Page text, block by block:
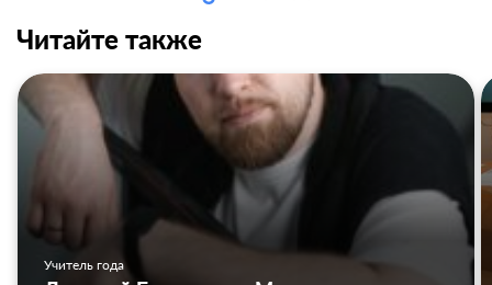
Читайте также
Учитель года